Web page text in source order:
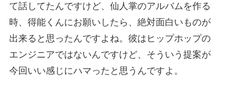
て話してたんですけど、仙人掌のアルバムを作る
時、得能くんにお願いしたら、絶対面白いものが
出来ると思ったんですよね。彼はヒップホップの
エンジニアではないんですけど、そういう提案が
今回いい感じにハマったと思うんですよ。